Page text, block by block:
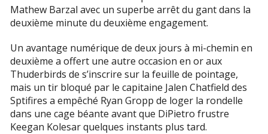
Mathew Barzal avec un superbe arrêt du gant dans la
deuxième minute du deuxième engagement.
Un avantage numérique de deux jours à mi-chemin en
deuxième a offert une autre occasion en or aux
Thuderbirds de s’inscrire sur la feuille de pointage,
mais un tir bloqué par le capitaine Jalen Chatfield des
Sptifires a empêché Ryan Gropp de loger la rondelle
dans une cage béante avant que DiPietro frustre
Keegan Kolesar quelques instants plus tard.